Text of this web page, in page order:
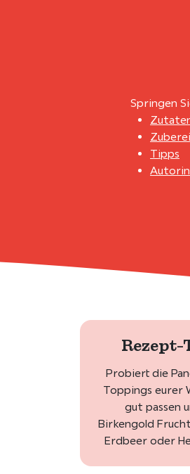
Springen
Tipps
Autorin
Probiert die
Toppings eurer
gut passen
Birkengold
Erdbeer oder